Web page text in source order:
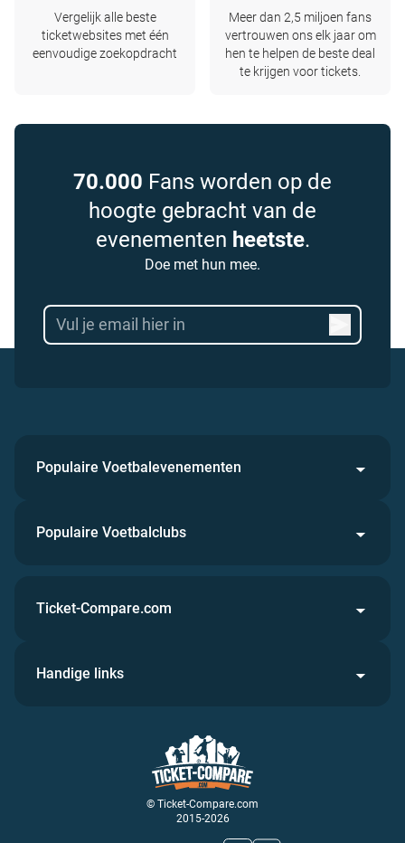
Vergelijk alle beste
ticketwebsites met één
eenvoudige zoekopdracht
Meer dan 2,5 miljoen fans
vertrouwen ons elk jaar om
hen te helpen de beste deal
te krijgen voor tickets.
70.000 Fans worden op de
hoogte gebracht van de
evenementen heetste.
Doe met hun mee.
Populaire Voetbalevenementen
Populaire Voetbalclubs
© Ticket-Compare.com
2015-2026
Ticket-Compare.com
Handige links